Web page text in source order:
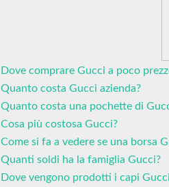
Dove comprare Gucci a poco
Quanto costa Gucci azienda?
Quanto costa una pochette di
Cosa più costosa Gucci?
Come si fa a vedere se una borsa
Quanti soldi ha la famiglia Gucci?
Dove vengono prodotti i capi